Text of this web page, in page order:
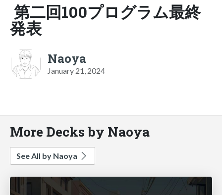
第二回100プログラム最終
発表
Naoya
January 21, 2024
More Decks by Naoya
See All by Naoya